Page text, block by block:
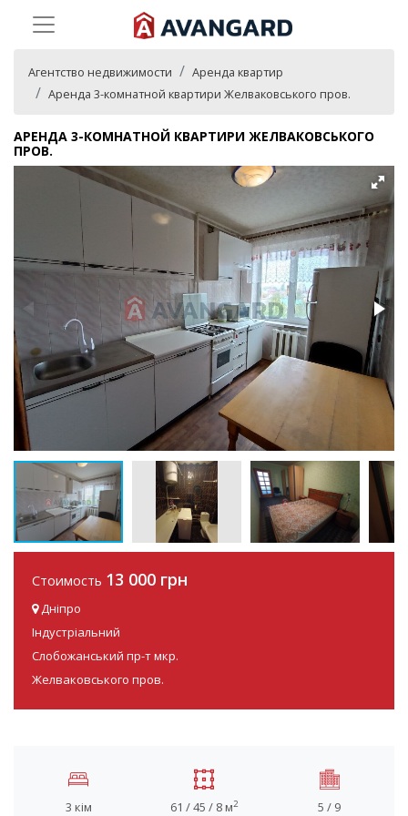
Агентство недвижимости
Аренда квартир
Аренда 3-комнатной квартири Желваковського пров.
АРЕНДА 3-КОМНАТНОЙ КВАРТИРИ ЖЕЛВАКОВСЬКОГО
ПРОВ.
Стоимость 13 000 грн
Дніпро
Індустріальний
Слобожанський пр-т мкр.
Желваковського пров.
3 кім 61 / 45 / 8 м2 5 / 9